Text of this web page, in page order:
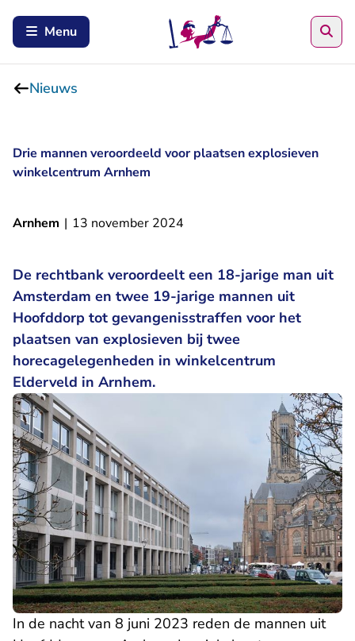
Menu
Nieuws
Drie mannen veroordeeld voor plaatsen explosieven
winkelcentrum Arnhem
Arnhem | 13 november 2024
De rechtbank veroordeelt een 18-jarige man uit
Amsterdam en twee 19-jarige mannen uit
Hoofddorp tot gevangenisstraffen voor het
plaatsen van explosieven bij twee
horecagelegenheden in winkelcentrum
Elderveld in Arnhem.
In de nacht van 8 juni 2023 reden de mannen uit